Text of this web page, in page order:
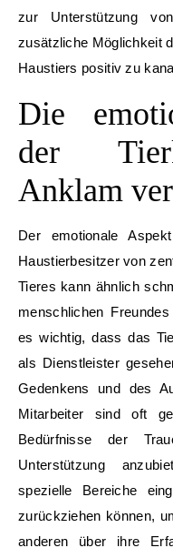
zur Unterstützung
zusätzliche Möglichkeit
Haustiers positiv zu
Die
der
Anklam
Der emotionale
Haustierbesitzer von
Tieres kann ähnlich
menschlichen
es wichtig, dass das
als Dienstleister
Gedenkens und des
Mitarbeiter sind oft
Bedürfnisse der
Unterstützung
spezielle Bereiche
zurückziehen können,
anderen über ihre